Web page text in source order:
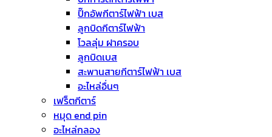
ปิ๊กอัพกีตาร์ไฟฟ้า เบส
ลูกบิดกีตาร์ไฟฟ้า
โวลลุ่ม ฝาครอบ
ลูกบิดเบส
สะพานสายกีตาร์ไฟฟ้า เบส
อะไหล่อื่นๆ
เฟร็ตกีตาร์
หมุด end pin
อะไหล่กลอง